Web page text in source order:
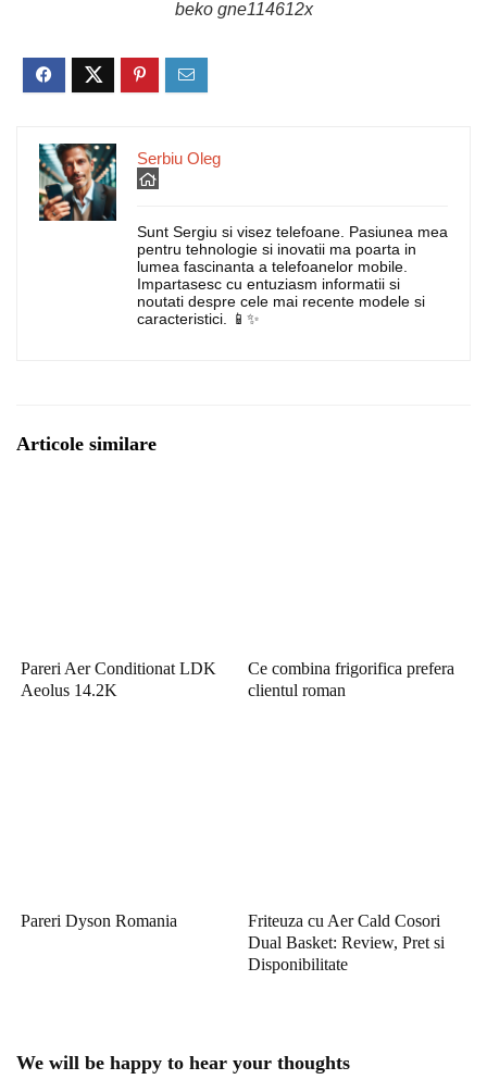
beko gne114612x
Serbiu Oleg
Sunt Sergiu si visez telefoane. Pasiunea mea
pentru tehnologie si inovatii ma poarta in
lumea fascinanta a telefoanelor mobile.
Impartasesc cu entuziasm informatii si
noutati despre cele mai recente modele si
caracteristici. 📱✨
Articole similare
Pareri Aer Conditionat LDK
Aeolus 14.2K
Ce combina frigorifica prefera
clientul roman
Pareri Dyson Romania
Friteuza cu Aer Cald Cosori
Dual Basket: Review, Pret si
Disponibilitate
We will be happy to hear your thoughts